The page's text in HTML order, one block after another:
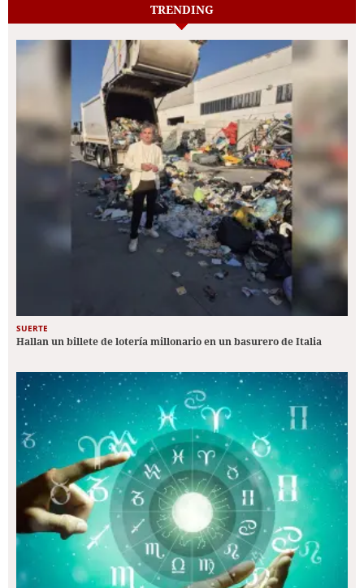
TRENDING
SUERTE
Hallan un billete de lotería millonario en un basurero de Italia